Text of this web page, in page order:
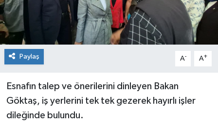
Paylaş A- A+
Esnafın talep ve önerilerini dinleyen Bakan
Göktaş, iş yerlerini tek tek gezerek hayırlı işler
dileğinde bulundu.